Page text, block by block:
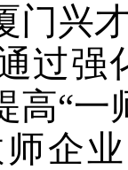
门兴
过强
高“
企